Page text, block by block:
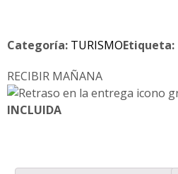
Categoría: TURISMOEtiqueta:
RECIBIR MAÑANA
INCLUIDA